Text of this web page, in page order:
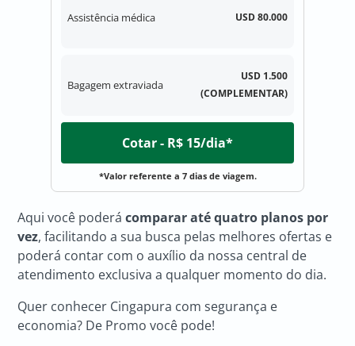
Assistência médica USD 80.000
Bagagem extraviada
USD 1.500
(COMPLEMENTAR)
Cotar - R$ 15/dia*
*Valor referente a 7 dias de viagem.
Aqui você poderácomparar até quatro planos por
vez, facilitando a sua busca pelas melhores ofertas e
poderá contar com o auxílio da nossa central de
atendimento exclusiva a qualquer momento do dia.
Quer conhecer Cingapura com segurança e
economia? De Promo você pode!